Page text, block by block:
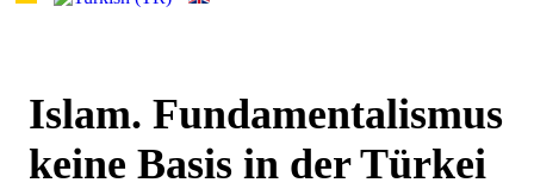
Islam. Fundamentalismus
keine Basis in der Türkei